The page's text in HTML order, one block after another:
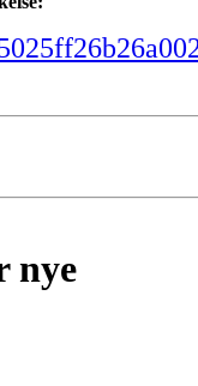
nye